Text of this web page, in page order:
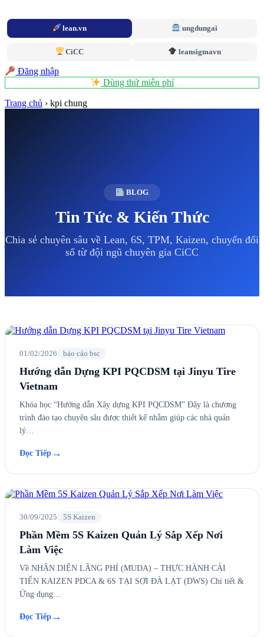
lean.vn ungdungai
CiCC leansigmavn
Đăng nhập
Dùng thử miễn phí
Trang chủ › kpi chung
BLOG
Tin Tức & Kiến Thức
Chia sẻ chuyên sâu về Lean, 6S, TPM, Kaizen, chuyển đổi
số từ đội ngũ chuyên gia CiCC
01/02/2026 báo cáo bsc
Hướng dẫn Dựng KPI PQCDSM tại Jinyu Tire
Vietnam
Khóa học “Hướng dẫn Xây dựng KPI PQCDSM” Đây là chương
trình đào tạo chuyên sâu được thiết kế nhằm giúp các nhà quản
lý…
Đọc Tiếp →
30/09/2025 5S Kaizen
Phần Mềm 5S Kaizen Quản Lý Sắp Xếp Nơi
Làm Việc
Về NHẬN DIỆN LÃNG PHÍ (MUDA) – THỰC HÀNH CẢI
TIẾN KAIZEN PDCA & 6S TẠI SỢI ĐÀ LẠT (DWS) Chi tiết &
Ứng dụng…
Đọc Tiếp →